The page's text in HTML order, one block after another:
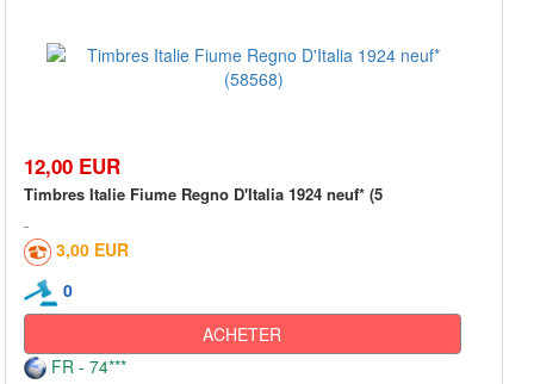
12,00 EUR
Timbres Italie Fiume Regno D'Italia 1924 neuf* (5
3,00 EUR
0
ACHETER
FR - 74***